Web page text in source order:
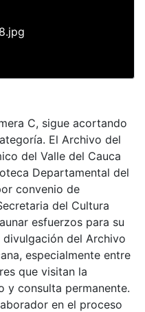
C, sigue acortando
El Archivo del
del Valle del Cauca
Departamental del
convenio de
del Cultura
esfuerzos para su
del Archivo
especialmente entre
que visitan la
y consulta permanente.
en el proceso